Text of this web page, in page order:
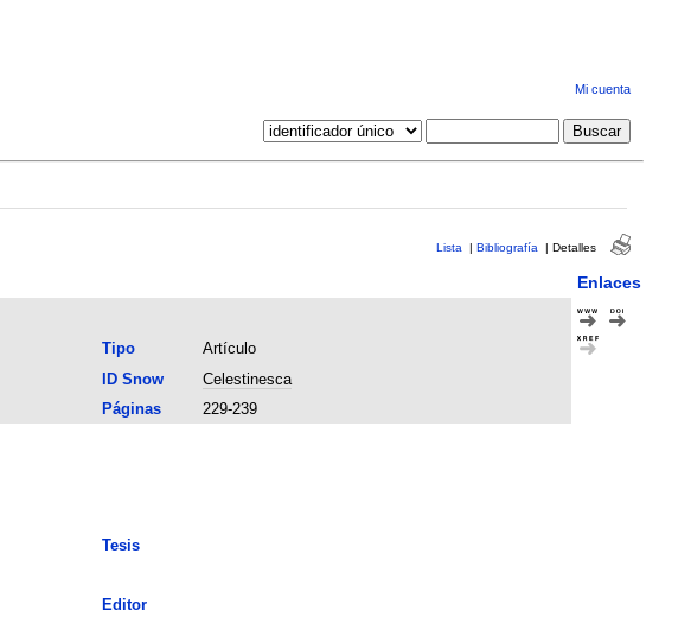
Mi cuenta
Lista | Bibliografía | Detalles
Enlaces
Tipo
Artículo
ID Snow
Celestinesca
Páginas
229-239
Tesis
Editor